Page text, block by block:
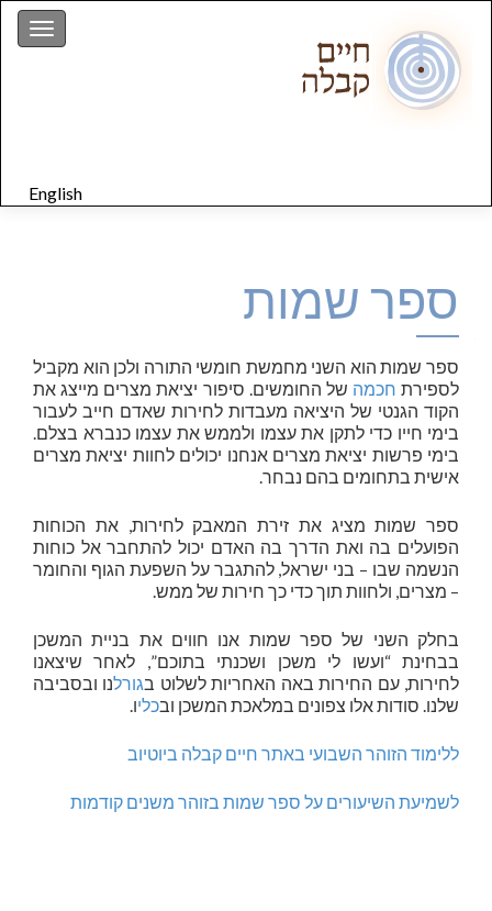
English
ספר שמות
ספר שמות הוא השני מחמשת חומשי התורה ולכן הוא מקביל
לספירת חכמה של החומשים. סיפור יציאת מצרים מייצג את
הקוד הגנטי של היציאה מעבדות לחירות שאדם חייב לעבור
בימי חייו כדי לתקן את עצמו ולממש את עצמו כנברא בצלם.
בימי פרשות יציאת מצרים אנחנו יכולים לחוות יציאת מצרים
אישית בתחומים בהם נבחר.
ספר שמות מציג את זירת המאבק לחירות, את הכוחות
הפועלים בה ואת הדרך בה האדם יכול להתחבר אל כוחות
הנשמה שבו – בני ישראל, להתגבר על השפעת הגוף והחומר
– מצרים, ולחוות תוך כדי כך חירות של ממש.
בחלק השני של ספר שמות אנו חווים את בניית המשכן
בבחינת “ועשו לי משכן ושכנתי בתוכם”, לאחר שיצאנו
לחירות, עם החירות באה האחריות לשלוט בגורלנו ובסביבה
שלנו. סודות אלו צפונים במלאכת המשכן ובכליו.
ללימוד הזוהר השבועי באתר חיים קבלה ביוטיוב
לשמיעת השיעורים על ספר שמות בזוהר משנים קודמות